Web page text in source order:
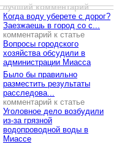
лучший комментарий
Когда воду уберете с дорог?
Заезжаешь в город со с...
комментарий к статье
Вопросы городского
хозяйства обсудили в
администрации Миасса
Было бы правильно
разместить результаты
расследова...
комментарий к статье
Уголовное дело возбудили
из-за грязной
водопроводной воды в
Миассе